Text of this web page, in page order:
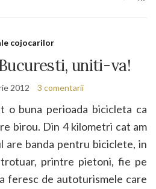
cojocarilor
uniti-va!
2012 3 comentarii
o buna perioada bicicleta ca
birou. Din 4 kilometri cat am
are banda pentru biciclete, in
printre pietoni, fie pe
feresc de autoturismele care